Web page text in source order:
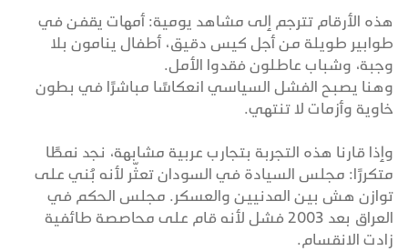
هذه الأرقام تترجم إلى مشاهد يومية: أمهات يقفن في
طوابير طويلة من أجل كيس دقيق، أطفال ينامون بلا
وجبة، وشباب عاطلون فقدوا الأمل.
وهنا يصبح الفشل السياسي انعكاسًا مباشرًا في بطون
خاوية وأزمات لا تنتهي.
وإذا قارنا هذه التجربة بتجارب عربية مشابهة، نجد نمطًا
متكررًا: مجلس السيادة في السودان تعثّر لأنه بُني على
توازن هش بين المدنيين والعسكر. مجلس الحكم في
العراق بعد 2003 فشل لأنه قام على محاصصة طائفية
زادت الانقسام.